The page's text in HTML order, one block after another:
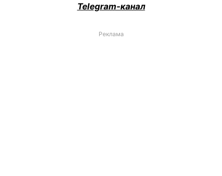
Telegram-канал
Реклама